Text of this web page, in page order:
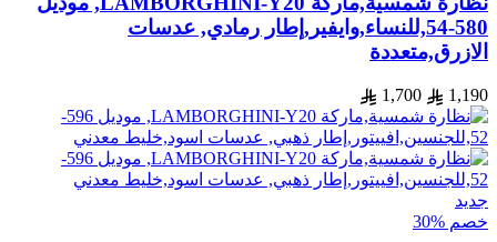
580-54,للنساء,وايفير,إطار رمادي, عدسات
الازرق,متعددة
1,190
1,700
جديد
خصم %30